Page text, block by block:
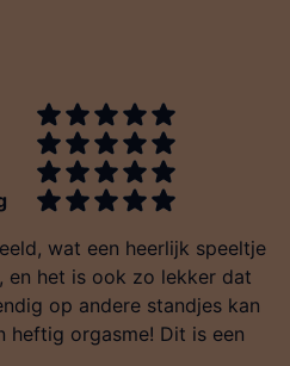
wat een heerlijk speeltje
en het is ook zo lekker dat
op andere standjes kan
heftig orgasme! Dit is een